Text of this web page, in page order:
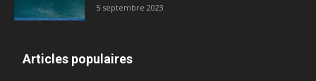
5 septembre 2023
Articles populaires